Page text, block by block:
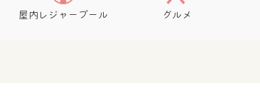
屋内レジャープール グルメ